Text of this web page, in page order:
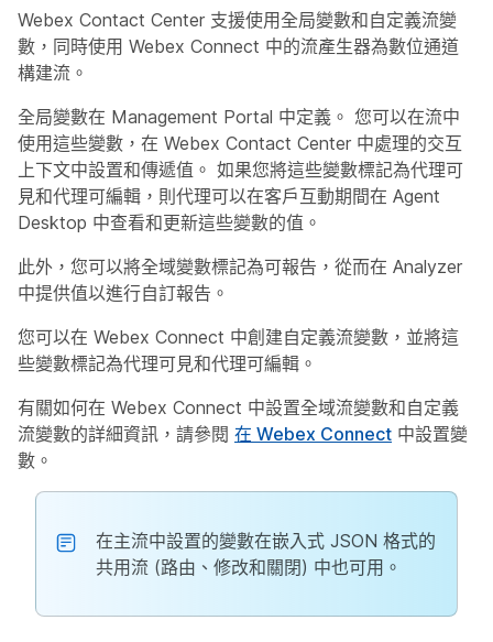
Webex Contact Center 支援使用全局變數和自定義流變
數，同時使用 Webex Connect 中的流產生器為數位通道
構建流。
全局變數在 Management Portal 中定義。 您可以在流中
使用這些變數，在 Webex Contact Center 中處理的交互
上下文中設置和傳遞值。 如果您將這些變數標記為代理可
見和代理可編輯，則代理可以在客戶互動期間在 Agent
Desktop 中查看和更新這些變數的值。
此外，您可以將全域變數標記為可報告，從而在 Analyzer
中提供值以進行自訂報告。
您可以在 Webex Connect 中創建自定義流變數，並將這
些變數標記為代理可見和代理可編輯。
有關如何在 Webex Connect 中設置全域流變數和自定義
流變數的詳細資訊，請參閱 在 Webex Connect 中設置變
數。
在主流中設置的變數在嵌入式 JSON 格式的
共用流 (路由、修改和關閉) 中也可用。